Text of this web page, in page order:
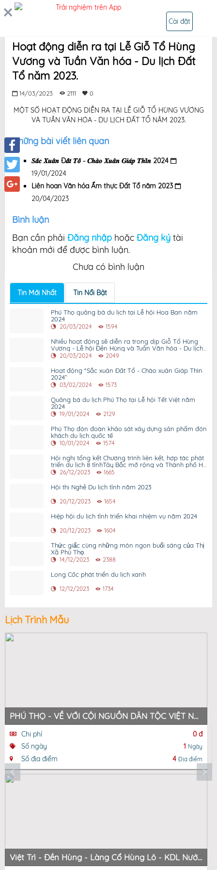
Facebook
Twitter
Hoạt động diễn ra tại Lễ Giỗ Tổ Hùng
Vương và Tuần Văn hóa - Du lịch Đất
Tổ năm 2023.
14/03/2023 2111 0
MỘT SỐ HOẠT ĐỘNG DIỄN RA TẠI LỄ GIỖ TỔ HÙNG VƯƠNG
VÀ TUẦN VĂN HÓA - DU LỊCH ĐẤT TỔ NĂM 2023.
Những bài viết liên quan
𝑺𝒂̆́𝒄 𝑿𝒖𝒂̂𝒏 Đ𝒂̂́𝒕 𝑻𝒐̂̉ - 𝑪𝒉𝒂̀𝒐 𝑿𝒖𝒂̂𝒏 𝑮𝒊𝒂́𝒑 𝑻𝒉𝒊̀𝒏 2024
19/01/2024
Liên hoan Văn hóa Ẩm thực Đất Tổ năm 2023
20/04/2023
Bình luận
Bạn cần phải Đăng nhập hoặc Đăng ký tài
khoản mới để được bình luận.
Chưa có bình luận
Tin Mới Nhất Tin Nổi Bật
Phú Thọ quảng bá du lịch tại Lễ hội Hoa Ban năm
2024
20/03/2024 1594
Nhiều hoạt động sẽ diễn ra trong dịp Giỗ Tổ Hùng
Vương - Lễ hội Đền Hùng và Tuần Văn hóa - Du lịch
Đất Tổ năm 2024.
20/03/2024 2049
Hoạt động “Sắc xuân Đất Tổ - Chào xuân Giáp Thìn
2024”
03/02/2024 1573
Quảng bá du lịch Phú Thọ tại Lễ hội Tết Việt năm
2024
19/01/2024 2129
Phú Thọ đón đoàn khảo sát xây dựng sản phẩm đón
khách du lịch quốc tế
10/01/2024 1574
Hội nghị tổng kết Chương trình liên kết, hợp tác phát
triển du lịch 8 tỉnhTây Bắc mở rộng và Thành phố Hồ
Chí Minh năm 2023
26/12/2023 1665
Hội thi Nghề Du lịch tỉnh năm 2023
20/12/2023 1654
Hiệp hội du lịch tỉnh triển khai nhiệm vụ năm 2024
20/12/2023 1604
Thức giấc cùng những món ngon buổi sáng của Thị
Xã Phú Thọ.
14/12/2023 2388
Long Cốc phát triển du lịch xanh
12/12/2023 1734
Lịch Trình Mẫu
PHÚ THỌ - VỀ VỚI CỘI NGUỒN DÂN TỘC VIỆT NAM
Chi phí
0 đ
Số ngày
1 Ngày
Số địa điểm 4 Địa điểm
Việt Trì - Đền Hùng - Làng Cổ Hùng Lô - KDL Nước Khoáng Nóng Thanh Thuỷ - Việt Trì
Trải nghiệm trên App
Cài đặt